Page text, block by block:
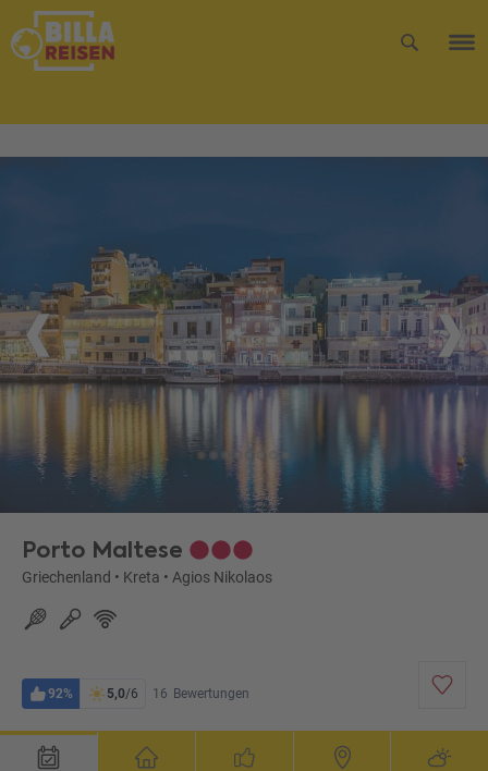
Porto Maltese
Griechenland • Kreta • Agios Nikolaos
92% 5,0/6 16 Bewertungen